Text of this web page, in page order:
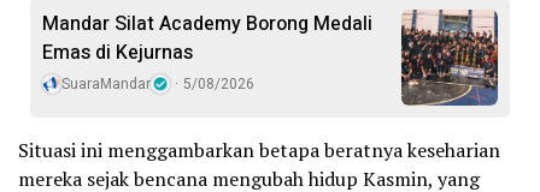
Mandar Silat Academy Borong Medali
Emas di Kejurnas
SuaraMandar 5/08/2026
Situasi ini menggambarkan betapa beratnya keseharian
mereka sejak bencana mengubah hidup Kasmin, yang